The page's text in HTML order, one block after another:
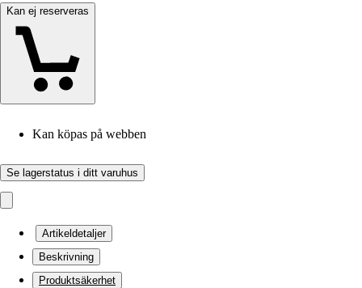
Kan ej reserveras
Kan köpas på webben
Se lagerstatus i ditt varuhus
Artikeldetaljer
Beskrivning
Produktsäkerhet